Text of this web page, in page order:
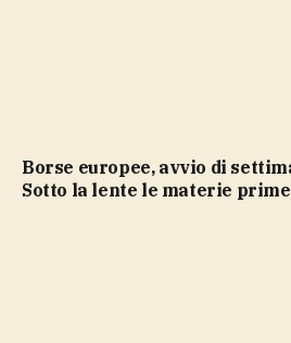
Borse europee, avvio di settimana poco mosso.
Sotto la lente le materie prime